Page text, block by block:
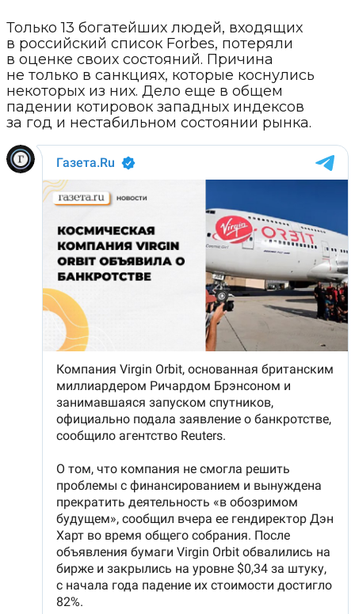
Только 13 богатейших людей, входящих
в российский список Forbes, потеряли
в оценке своих состояний. Причина
не только в санкциях, которые коснулись
некоторых из них. Дело еще в общем
падении котировок западных индексов
за год и нестабильном состоянии рынка.